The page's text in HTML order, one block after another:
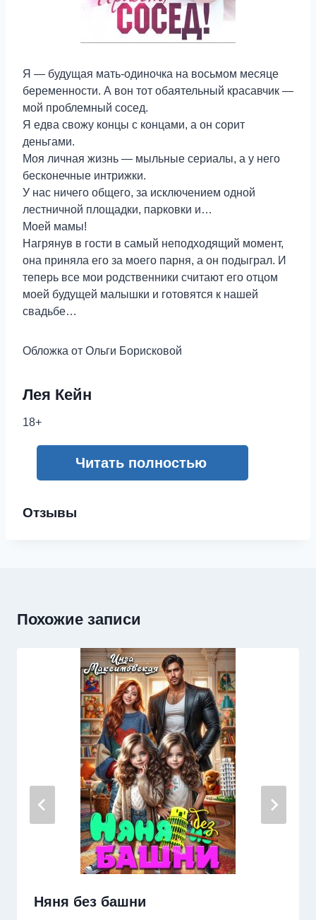
Я — будущая мать-одиночка на восьмом месяце
беременности. А вон тот обаятельный красавчик —
мой проблемный сосед.
Я едва свожу концы с концами, а он сорит
деньгами.
Моя личная жизнь — мыльные сериалы, а у него
бесконечные интрижки.
У нас ничего общего, за исключением одной
лестничной площадки, парковки и…
Моей мамы!
Нагрянув в гости в самый неподходящий момент,
она приняла его за моего парня, а он подыграл. И
теперь все мои родственники считают его отцом
моей будущей малышки и готовятся к нашей
свадьбе…
Обложка от Ольги Борисковой
Лея Кейн
18+
Читать полностью
Отзывы
Похожие записи
Няня без башни